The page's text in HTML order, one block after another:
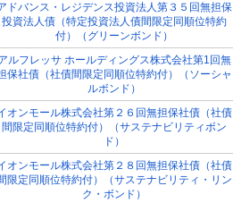
ドバンス・レジデンス投資法人第３５回無担保
投資法人債（特定投資法人債間限定同順位特約
付）（グリーンボンド）
ルフレッサ ホールディングス株式会社第1回無
保社債（社債間限定同順位特約付）（ソーシャ
ルボンド）
オンモール株式会社第２６回無担保社債（社債
間限定同順位特約付）（サステナビリティボン
ド）
オンモール株式会社第２８回無担保社債（社債
限定同順位特約付）（サステナビリティ・リン
ク・ボンド）